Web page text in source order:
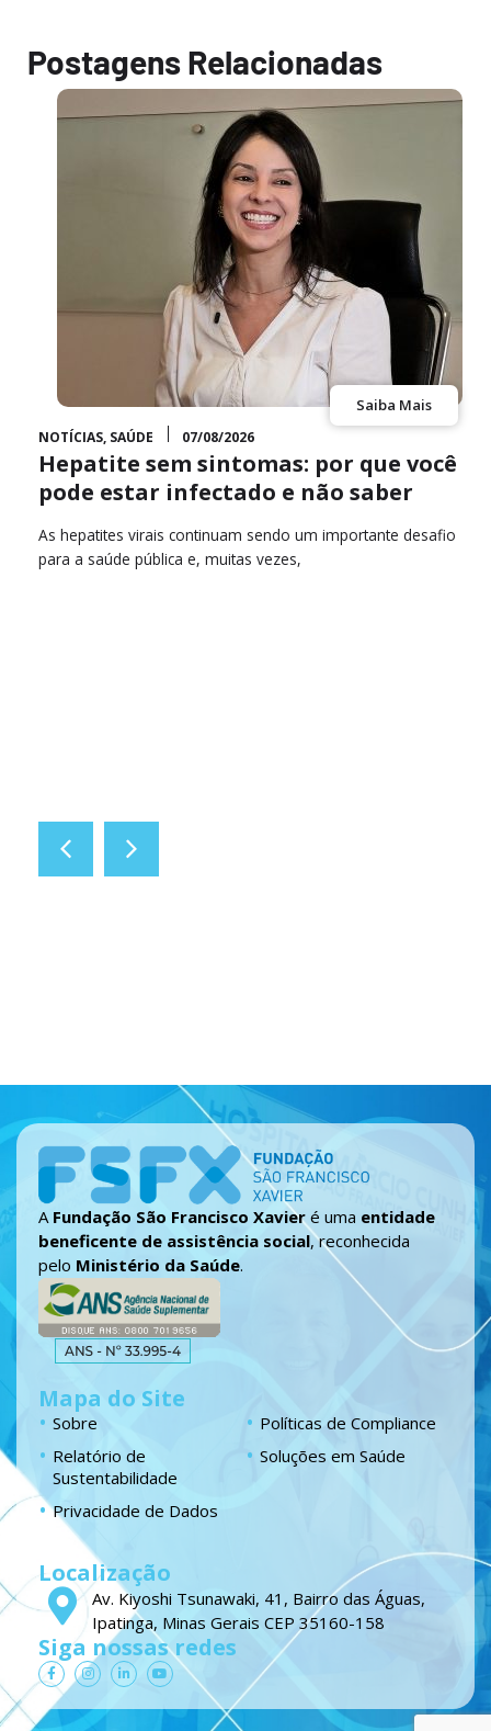
Postagens Relacionadas
Saiba Mais
NOTÍCIAS, SAÚDE 07/08/2026
Hepatite sem sintomas: por que você
pode estar infectado e não saber
As hepatites virais continuam sendo um importante desafio
para a saúde pública e, muitas vezes,
A Fundação São Francisco Xavier é uma entidade
beneficente de assistência social, reconhecida
pelo Ministério da Saúde.
Mapa do Site
Sobre
Políticas de Compliance
Relatório de
Sustentabilidade
Soluções em Saúde
Privacidade de Dados
Localização
Av. Kiyoshi Tsunawaki, 41, Bairro das Águas,
Ipatinga, Minas Gerais CEP 35160-158
Siga nossas redes
F
a
c
e
I
n
s
t
a
L
i
n
k
Y
o
u
t